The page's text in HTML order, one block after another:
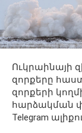
Ուկրաինայի
զորքերը
զորքերի
հարձակման
Telegram